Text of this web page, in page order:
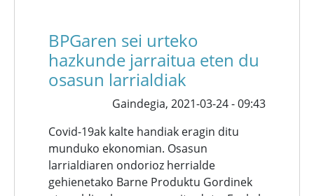
BPGaren sei urteko
hazkunde jarraitua eten du
osasun larrialdiak
Gaindegia, 2021-03-24 - 09:43
Covid-19ak kalte handiak eragin ditu
munduko ekonomian. Osasun
larrialdiaren ondorioz herrialde
gehienetako Barne Produktu Gordinek